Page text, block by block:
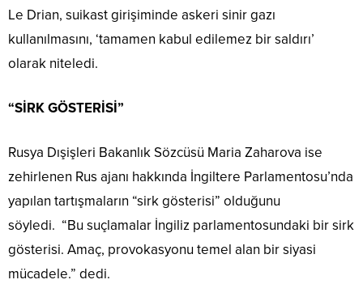
Le Drian, suikast girişiminde askeri sinir gazı
kullanılmasını, ‘tamamen kabul edilemez bir saldırı’
olarak niteledi.
“SİRK GÖSTERİSİ”
Rusya Dışişleri Bakanlık Sözcüsü Maria Zaharova ise
zehirlenen Rus ajanı hakkında İngiltere Parlamentosu’nda
yapılan tartışmaların “sirk gösterisi” olduğunu
söyledi. “Bu suçlamalar İngiliz parlamentosundaki bir sirk
gösterisi. Amaç, provokasyonu temel alan bir siyasi
mücadele.” dedi.